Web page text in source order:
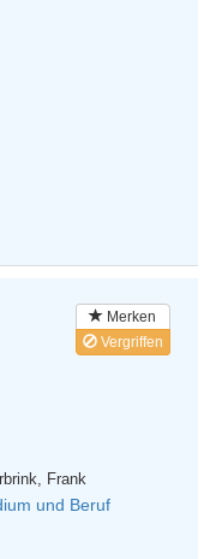
Merken
Vergriffen
Frank
und Beruf